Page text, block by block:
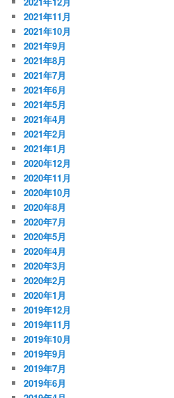
2021年11月
2021年10月
2021年9月
2021年8月
2021年7月
2021年6月
2021年5月
2021年4月
2021年2月
2021年1月
2020年12月
2020年11月
2020年10月
2020年8月
2020年7月
2020年5月
2020年4月
2020年3月
2020年2月
2020年1月
2019年12月
2019年11月
2019年10月
2019年9月
2019年7月
2019年6月